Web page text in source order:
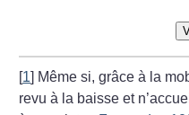
[1] Même si, grâce à la
revu à la baisse et